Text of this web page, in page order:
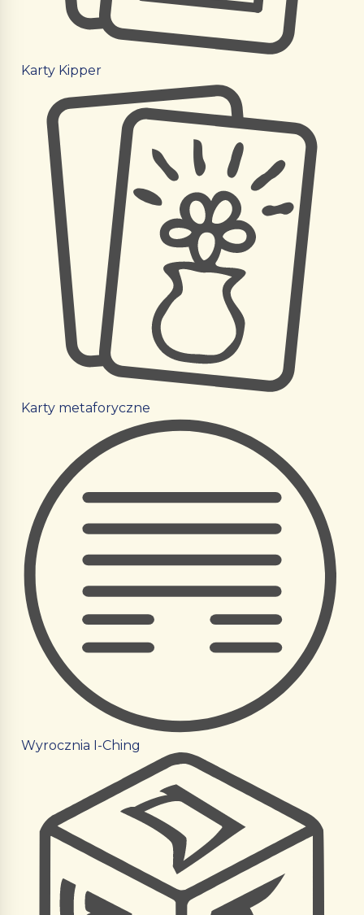
Karty Kipper
Karty metaforyczne
Wyrocznia I-Ching